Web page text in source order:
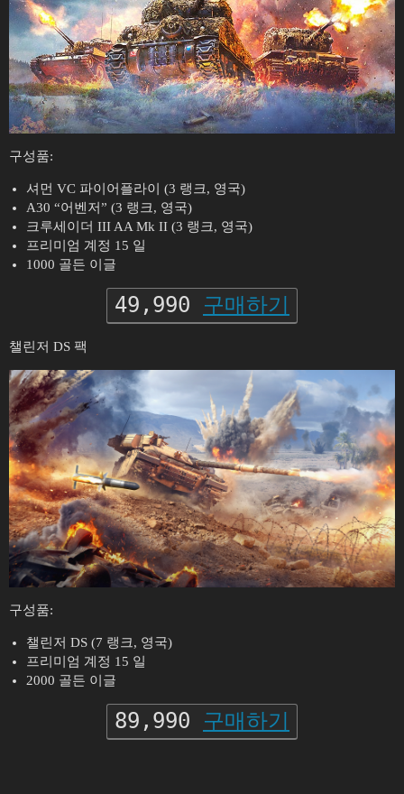
구성품:
셔먼 VC 파이어플라이 (3 랭크, 영국)
A30 “어벤저” (3 랭크, 영국)
크루세이더 III AA Mk II (3 랭크, 영국)
프리미엄 계정 15 일
1000 골든 이글
49,990 구매하기
챌린저 DS 팩
구성품:
챌린저 DS (7 랭크, 영국)
프리미엄 계정 15 일
2000 골든 이글
89,990 구매하기